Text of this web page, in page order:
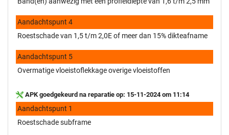
Aandachtspunt 4
Roestschade van 1,5 t/m 2,0E of meer dan 15% dikteafname
Aandachtspunt 5
Overmatige vloeistoflekkage overige vloeistoffen
APK goedgekeurd na reparatie op: 15-11-2024 om 11:14
Aandachtspunt 1
Roestschade subframe